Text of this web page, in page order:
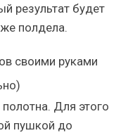
результат будет
полдела.
Для этого
пушкой до